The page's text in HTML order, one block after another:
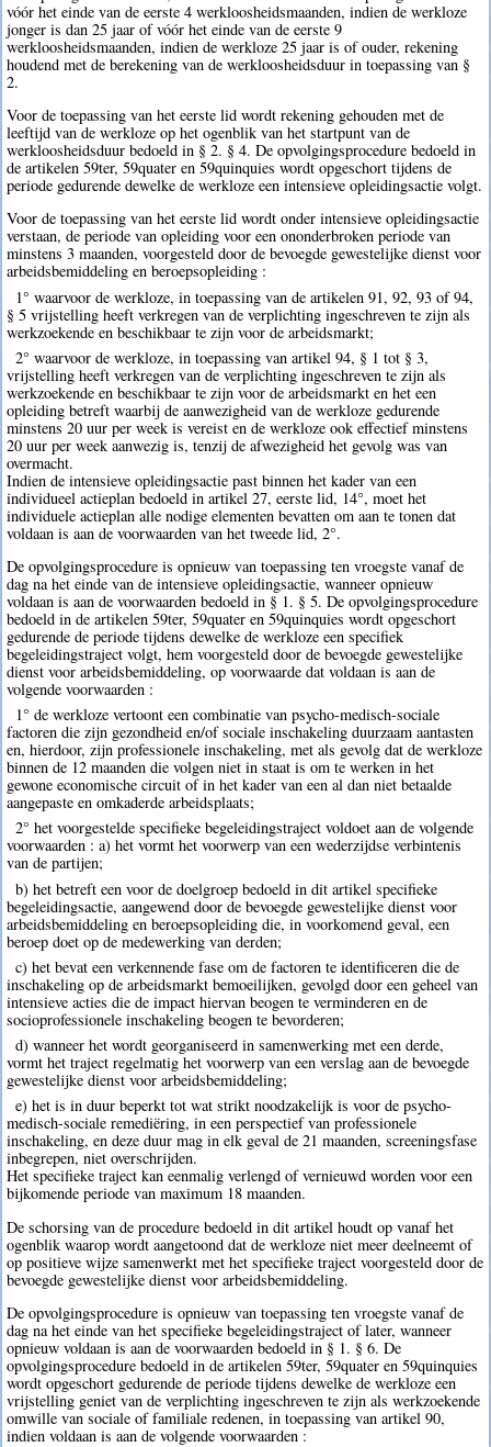
vóór het einde van de eerste 4 werkloosheidsmaanden, indien de werkloze
jonger is dan 25 jaar of vóór het einde van de eerste 9
werkloosheidsmaanden, indien de werkloze 25 jaar is of ouder, rekening
houdend met de berekening van de werkloosheidsduur in toepassing van §
2.
Voor de toepassing van het eerste lid wordt rekening gehouden met de
leeftijd van de werkloze op het ogenblik van het startpunt van de
werkloosheidsduur bedoeld in § 2. § 4. De opvolgingsprocedure bedoeld in
de artikelen 59ter, 59quater en 59quinquies wordt opgeschort tijdens de
periode gedurende dewelke de werkloze een intensieve opleidingsactie volgt.
Voor de toepassing van het eerste lid wordt onder intensieve opleidingsactie
verstaan, de periode van opleiding voor een ononderbroken periode van
minstens 3 maanden, voorgesteld door de bevoegde gewestelijke dienst voor
arbeidsbemiddeling en beroepsopleiding :
1° waarvoor de werkloze, in toepassing van de artikelen 91, 92, 93 of 94,
§ 5 vrijstelling heeft verkregen van de verplichting ingeschreven te zijn als
werkzoekende en beschikbaar te zijn voor de arbeidsmarkt;
2° waarvoor de werkloze, in toepassing van artikel 94, § 1 tot § 3,
vrijstelling heeft verkregen van de verplichting ingeschreven te zijn als
werkzoekende en beschikbaar te zijn voor de arbeidsmarkt en het een
opleiding betreft waarbij de aanwezigheid van de werkloze gedurende
minstens 20 uur per week is vereist en de werkloze ook effectief minstens
20 uur per week aanwezig is, tenzij de afwezigheid het gevolg was van
overmacht.
Indien de intensieve opleidingsactie past binnen het kader van een
individueel actieplan bedoeld in artikel 27, eerste lid, 14°, moet het
individuele actieplan alle nodige elementen bevatten om aan te tonen dat
voldaan is aan de voorwaarden van het tweede lid, 2°.
De opvolgingsprocedure is opnieuw van toepassing ten vroegste vanaf de
dag na het einde van de intensieve opleidingsactie, wanneer opnieuw
voldaan is aan de voorwaarden bedoeld in § 1. § 5. De opvolgingsprocedure
bedoeld in de artikelen 59ter, 59quater en 59quinquies wordt opgeschort
gedurende de periode tijdens dewelke de werkloze een specifiek
begeleidingstraject volgt, hem voorgesteld door de bevoegde gewestelijke
dienst voor arbeidsbemiddeling, op voorwaarde dat voldaan is aan de
volgende voorwaarden :
1° de werkloze vertoont een combinatie van psycho-medisch-sociale
factoren die zijn gezondheid en/of sociale inschakeling duurzaam aantasten
en, hierdoor, zijn professionele inschakeling, met als gevolg dat de werkloze
binnen de 12 maanden die volgen niet in staat is om te werken in het
gewone economische circuit of in het kader van een al dan niet betaalde
aangepaste en omkaderde arbeidsplaats;
2° het voorgestelde specifieke begeleidingstraject voldoet aan de volgende
voorwaarden : a) het vormt het voorwerp van een wederzijdse verbintenis
van de partijen;
b) het betreft een voor de doelgroep bedoeld in dit artikel specifieke
begeleidingsactie, aangewend door de bevoegde gewestelijke dienst voor
arbeidsbemiddeling en beroepsopleiding die, in voorkomend geval, een
beroep doet op de medewerking van derden;
c) het bevat een verkennende fase om de factoren te identificeren die de
inschakeling op de arbeidsmarkt bemoeilijken, gevolgd door een geheel van
intensieve acties die de impact hiervan beogen te verminderen en de
socioprofessionele inschakeling beogen te bevorderen;
d) wanneer het wordt georganiseerd in samenwerking met een derde,
vormt het traject regelmatig het voorwerp van een verslag aan de bevoegde
gewestelijke dienst voor arbeidsbemiddeling;
e) het is in duur beperkt tot wat strikt noodzakelijk is voor de psycho-
medisch-sociale remediëring, in een perspectief van professionele
inschakeling, en deze duur mag in elk geval de 21 maanden, screeningsfase
inbegrepen, niet overschrijden.
Het specifieke traject kan eenmalig verlengd of vernieuwd worden voor een
bijkomende periode van maximum 18 maanden.
De schorsing van de procedure bedoeld in dit artikel houdt op vanaf het
ogenblik waarop wordt aangetoond dat de werkloze niet meer deelneemt of
op positieve wijze samenwerkt met het specifieke traject voorgesteld door de
bevoegde gewestelijke dienst voor arbeidsbemiddeling.
De opvolgingsprocedure is opnieuw van toepassing ten vroegste vanaf de
dag na het einde van het specifieke begeleidingstraject of later, wanneer
opnieuw voldaan is aan de voorwaarden bedoeld in § 1. § 6. De
opvolgingsprocedure bedoeld in de artikelen 59ter, 59quater en 59quinquies
wordt opgeschort gedurende de periode tijdens dewelke de werkloze een
vrijstelling geniet van de verplichting ingeschreven te zijn als werkzoekende
omwille van sociale of familiale redenen, in toepassing van artikel 90,
indien voldaan is aan de volgende voorwaarden :